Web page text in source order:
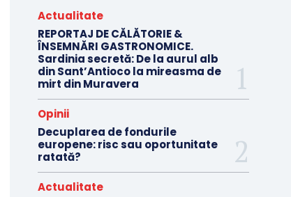
Actualitate
REPORTAJ DE CĂLĂTORIE &
ÎNSEMNĂRI GASTRONOMICE.
Sardinia secretă: De la aurul alb
din Sant’Antioco la mireasma de
mirt din Muravera
Opinii
Decuplarea de fondurile
europene: risc sau oportunitate
ratată?
Actualitate